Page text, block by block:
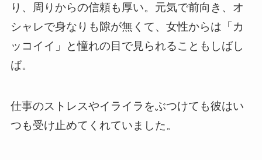
り、周りからの信頼も厚い。元気で前向き、オ
シャレで身なりも隙が無くて、女性からは「カ
ッコイイ」と憧れの目で見られることもしばし
ば。
仕事のストレスやイライラをぶつけても彼はい
つも受け止めてくれていました。